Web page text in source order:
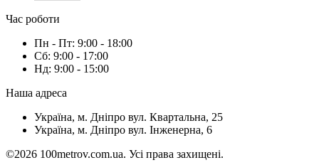
Доставка
Час роботи
Сб: 9:00 - 17:00
Наша адреса
Україна, м. Дніпро вул. Квартальна, 25